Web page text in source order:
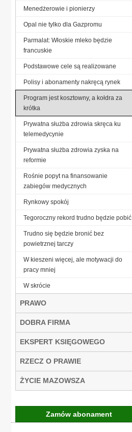
Menedżerowie i pionierzy
Opal nie tylko dla Gazpromu
Parmalat: Włoskie mleko będzie
francuskie
Podstawowe cele są realizowane
Polisy i abonamenty nakręcą rynek
Program jest kosztowny, a kołdra za
krótka
Prywatna służba zdrowia skręca ku
telemedycynie
Prywatna służba zdrowia zyska na
reformie
Rośnie popyt na finansowanie
zabiegów medycznych
Rynkowy spokój
Tegoroczny rekord trudno będzie pobić
Trudno się będzie bronić bez
powietrznej tarczy
W kieszeni więcej, ale motywacji do
pracy mniej
W skrócie
PRAWO
DOBRA FIRMA
EKSPERT KSIĘGOWEGO
RZECZ O PRAWIE
ŻYCIE MAZOWSZA
Zamów abonament